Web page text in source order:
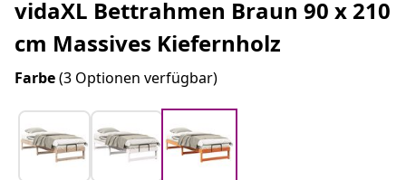
vidaXL Bettrahmen Braun 90 x 210
cm Massives Kiefernholz
Farbe(3 Optionen verfügbar)